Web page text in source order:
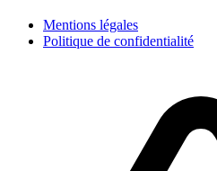
Mentions légales
Politique de confidentialité